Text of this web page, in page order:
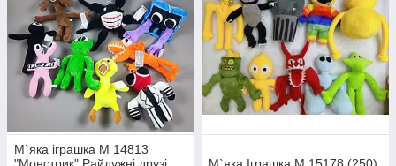
М`яка іграшка М 14813